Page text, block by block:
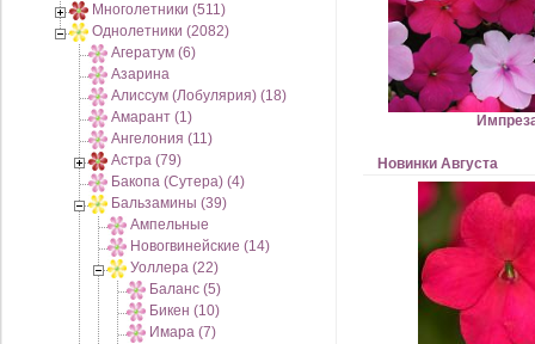
Многолетники (511)
Однолетники (2082)
Агератум (6)
Азарина
Алиссум (Лобулярия) (18)
Амарант (1)
Ангелония (11)
Астра (79)
Бакопа (Сутера) (4)
Бальзамины (39)
Ампельные
Новогвинейские (14)
Уоллера (22)
Баланс (5)
Бикен (10)
Имара (7)
Новинки Августа